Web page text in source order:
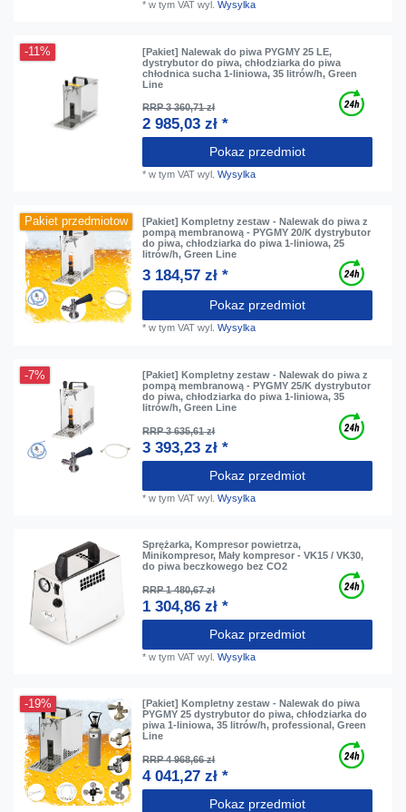
*w tym VAT wyl.Wysylka
-11%
[Pakiet] Nalewak do piwa PYGMY 25 LE,
dystrybutor do piwa, chłodziarka do piwa
chłodnica sucha 1-liniowa, 35 litrów/h, Green
Line
RRP 3 360,71 zł
2 985,03 zł *
Pokaz przedmiot
*w tym VAT wyl.Wysylka
Pakiet przedmiotow
[Pakiet] Kompletny zestaw - Nalewak do piwa z
pompą membranową - PYGMY 20/K dystrybutor
do piwa, chłodziarka do piwa 1-liniowa, 25
litrów/h, Green Line
3 184,57 zł *
Pokaz przedmiot
*w tym VAT wyl.Wysylka
-7%
[Pakiet] Kompletny zestaw - Nalewak do piwa z
pompą membranową - PYGMY 25/K dystrybutor
do piwa, chłodziarka do piwa 1-liniowa, 35
litrów/h, Green Line
RRP 3 635,61 zł
3 393,23 zł *
Pokaz przedmiot
*w tym VAT wyl.Wysylka
Sprężarka, Kompresor powietrza,
Minikompresor, Mały kompresor - VK15 / VK30,
do piwa beczkowego bez CO2
RRP 1 480,67 zł
1 304,86 zł *
Pokaz przedmiot
*w tym VAT wyl.Wysylka
-19%
[Pakiet] Kompletny zestaw - Nalewak do piwa
PYGMY 25 dystrybutor do piwa, chłodziarka do
piwa 1-liniowa, 35 litrów/h, professional, Green
Line
RRP 4 968,66 zł
4 041,27 zł *
Pokaz przedmiot